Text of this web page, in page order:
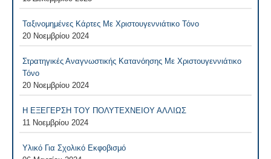
Ταξινομημένες Κάρτες Με Χριστουγεννιάτικο Τόνο
20 Νοεμβρίου 2024
Στρατηγικές Αναγνωστικής Κατανόησης Με Χριστουγεννιάτικο
Τόνο
20 Νοεμβρίου 2024
Η ΕΞΕΓΕΡΣΗ ΤΟΥ ΠΟΛΥΤΕΧΝΕΙΟΥ ΑΛΛΙΩΣ
11 Νοεμβρίου 2024
Υλικό Για Σχολικό Εκφοβισμό